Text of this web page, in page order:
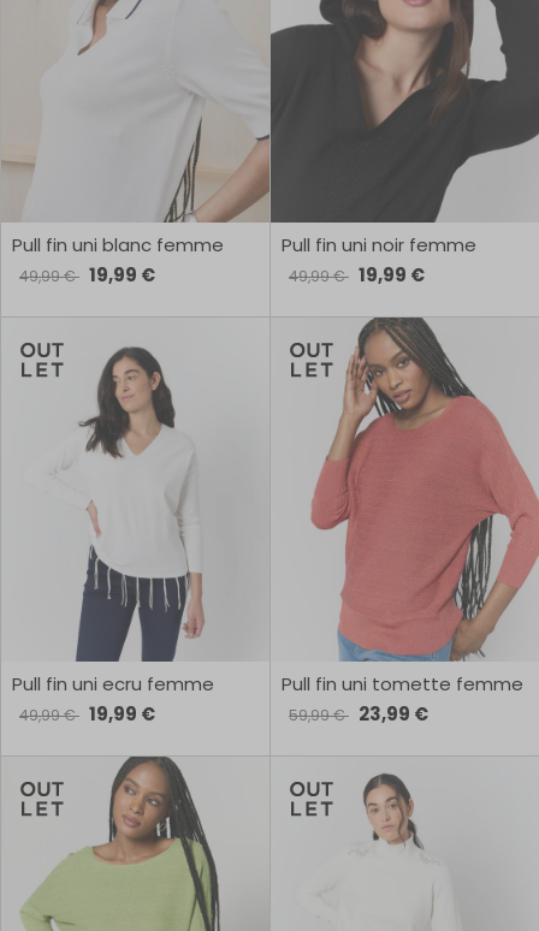
Pull fin uni blanc femme
49,99 € 19,99 €
Pull fin uni noir femme
49,99 € 19,99 €
Pull fin uni ecru femme
49,99 € 19,99 €
Pull fin uni tomette femme
59,99 € 23,99 €